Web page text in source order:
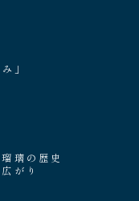
」
璃の歴史
がり